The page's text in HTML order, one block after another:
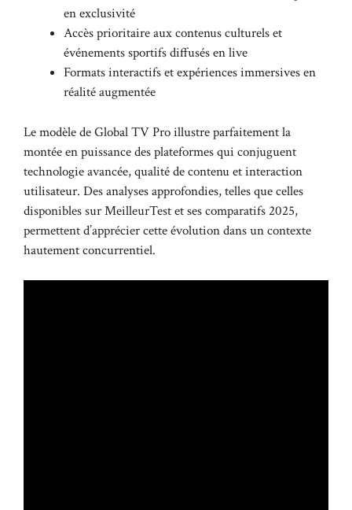
en exclusivité
Accès prioritaire aux contenus culturels et
événements sportifs diffusés en live
Formats interactifs et expériences immersives en
réalité augmentée
Le modèle de Global TV Pro illustre parfaitement la
montée en puissance des plateformes qui conjuguent
technologie avancée, qualité de contenu et interaction
utilisateur. Des analyses approfondies, telles que celles
disponibles surMeilleurTest et ses comparatifs 2025,
permettent d’apprécier cette évolution dans un contexte
hautement concurrentiel.